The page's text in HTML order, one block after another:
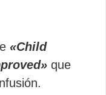
«Child
que